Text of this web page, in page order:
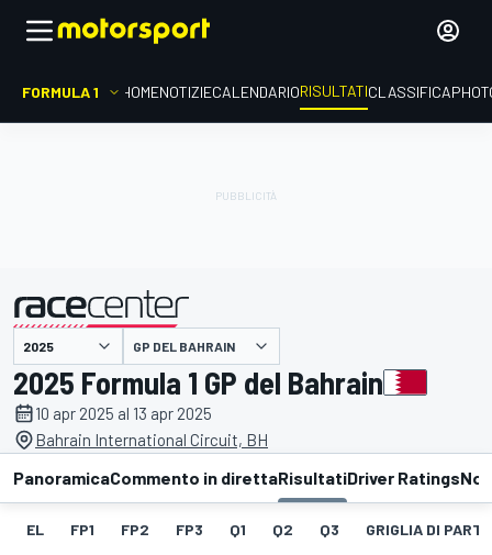
FORMULA 1 HOMENOTIZIECALENDARIORISULTATICLASSIFICA
presentato da GP DEL BAHRAIN
2025 Formula 1 GP del Bahrain
10 apr 2025 al 13 apr 2025
Bahrain International Circuit, BH
PanoramicaCommento in direttaRisultatiDriver Ratings
EL FP1 FP2 FP3 Q1 Q2 Q3 GRIGLIA DI